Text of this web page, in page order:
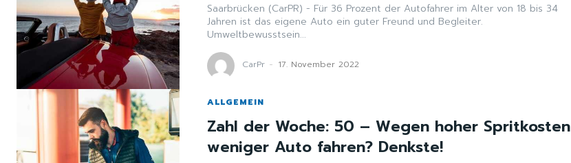
Saarbrücken (CarPR) - Für 36 Prozent der Autofahrer im Alter von 18 bis 34
Jahren ist das eigene Auto ein guter Freund und Begleiter.
Umweltbewusstsein...
CarPr - 17. November 2022
ALLGEMEIN
Zahl der Woche: 50 – Wegen hoher Spritkosten
weniger Auto fahren? Denkste!